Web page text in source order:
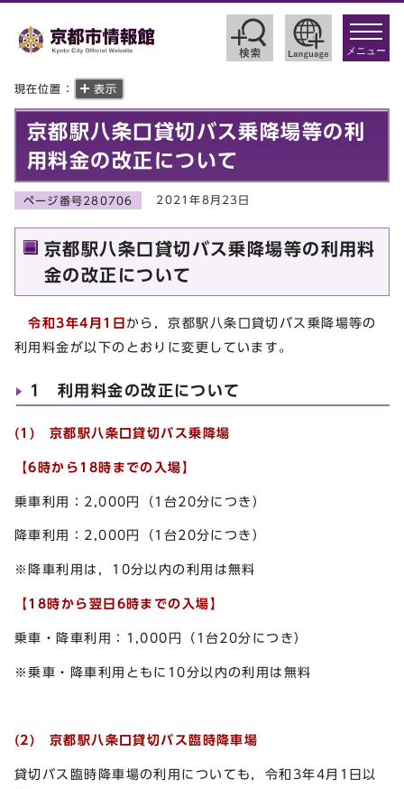
toggle
メニュー
現在位置： 表示
京都駅八条口貸切バス乗降場等の利
用料金の改正について
ページ番号280706 2021年8月23日
京都駅八条口貸切バス乗降場等の利用料
金の改正について
令和3年4月1日 から，京都駅八条口貸切バス乗降場等の
利用料金が以下のとおりに変更しています。
1 利用料金の改正について
(1) 京都駅八条口貸切バス乗降場
【6時から18時までの入場】
乗車利用：2,000円（1台20分につき）
降車利用：2,000円（1台20分につき）
※降車利用は，10分以内の利用は無料
【18時から翌日6時までの入場】
乗車・降車利用：1,000円（1台20分につき）
※乗車・降車利用ともに10分以内の利用は無料
(2) 京都駅八条口貸切バス臨時降車場
貸切バス臨時降車場の利用についても，令和3年4月1日以